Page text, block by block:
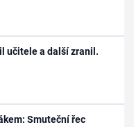
učitele a další zranil.
Smuteční řec